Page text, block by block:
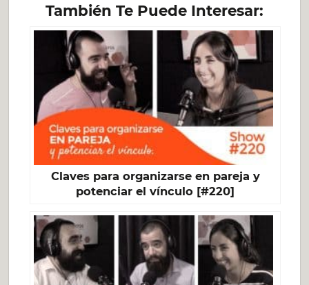
También Te Puede Interesar:
Claves para organizarse en pareja y
potenciar el vínculo [#220]